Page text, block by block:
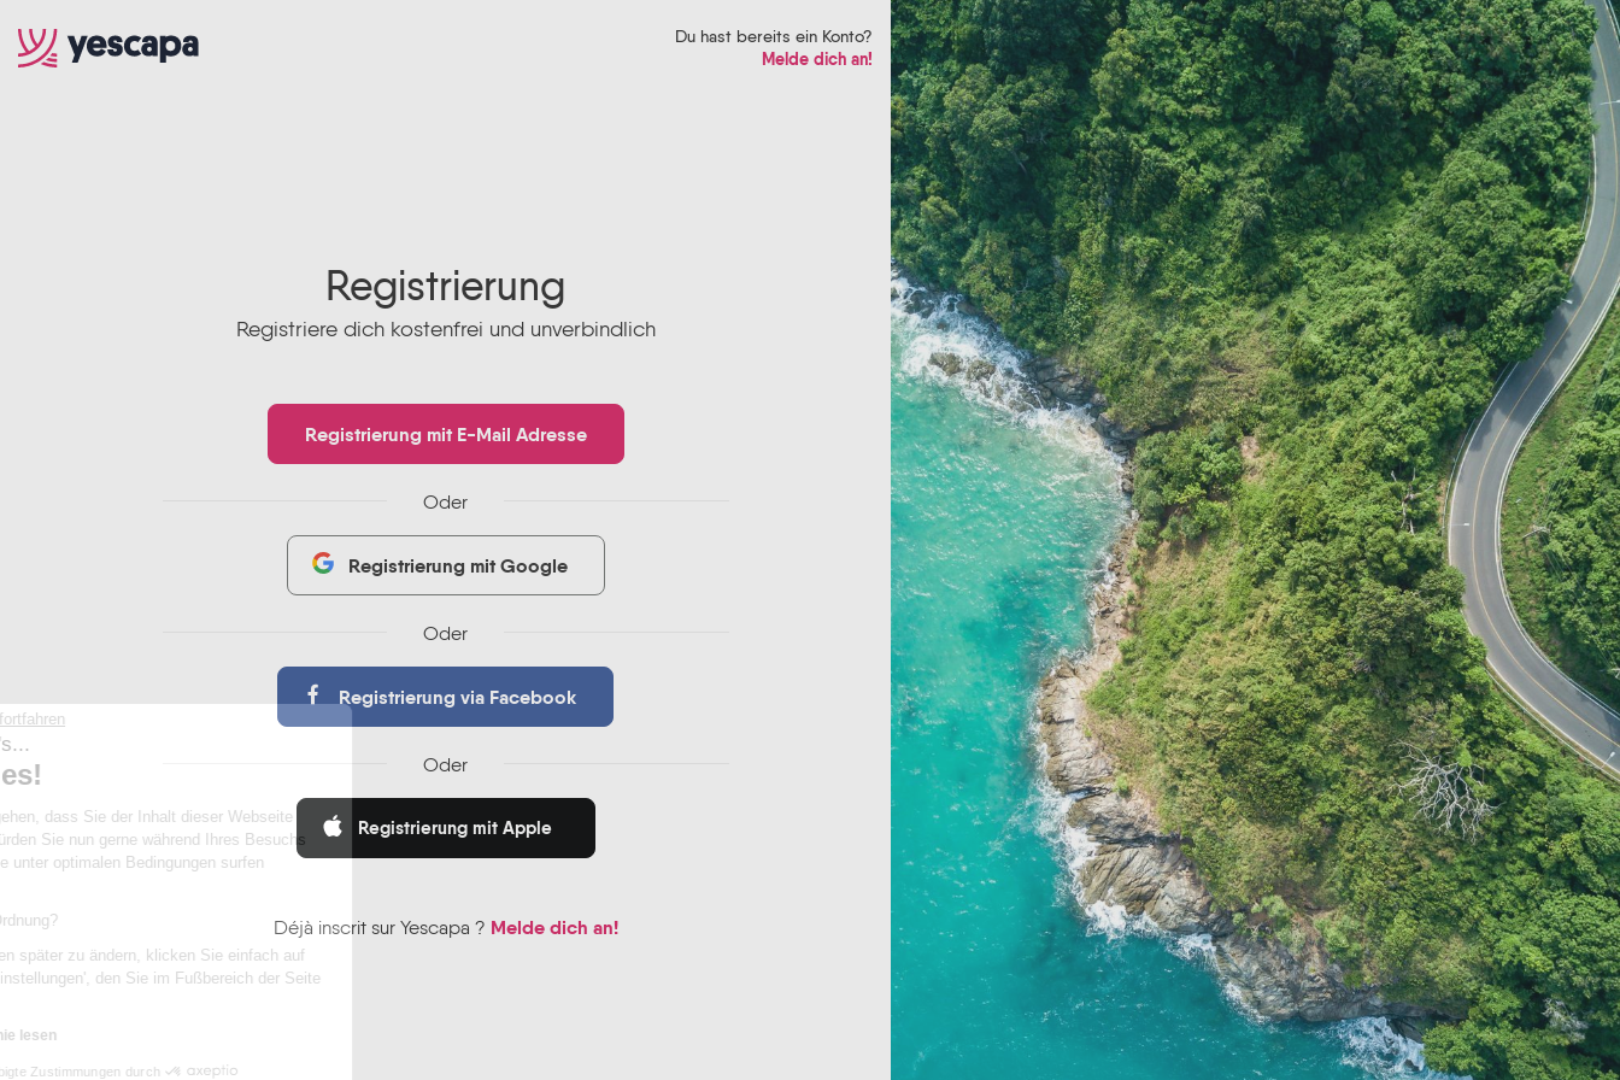
Du hast bereits ein Konto?
Melde dich an!
Registrierung
Registriere dich kostenfrei und unverbindlich
Registrierung mit E-Mail Adresse
Oder
Registrierung mit Google
Oder
Registrierung via Facebook
Oder
Registrierung mit Apple
Déjà inscrit sur Yescapa ? Melde dich an!
Ohne Einwilligung fortfahren
Wir wollten sichergehen, dass Sie der Inhalt dieser Webseite
interessiert, und würden Sie nun gerne während Ihres Besuchs
begleiten, damit Sie unter optimalen Bedingungen surfen
Ist das für Sie in Ordnung?
Um Ihre Präferenzen später zu ändern, klicken Sie einfach auf
den Link 'Cookie-Einstellungen', den Sie im Fußbereich der Seite
Datenschutzrichtlinie lesen
Beglaubigte Zustimmungen durch